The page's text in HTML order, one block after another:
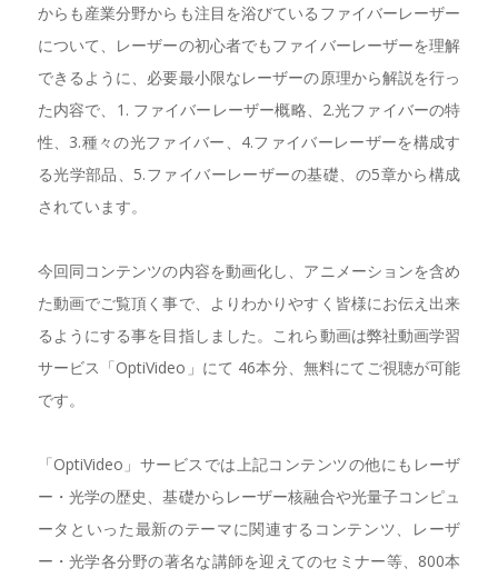
からも産業分野からも注目を浴びているファイバーレーザー
について、レーザーの初心者でもファイバーレーザーを理解
できるように、必要最小限なレーザーの原理から解説を行っ
た内容で、1. ファイバーレーザー概略、2.光ファイバーの特
性、3.種々の光ファイバー、4.ファイバーレーザーを構成す
る光学部品、5.ファイバーレーザーの基礎、の5章から構成
されています。
今回同コンテンツの内容を動画化し、アニメーションを含め
た動画でご覧頂く事で、よりわかりやすく皆様にお伝え出来
るようにする事を目指しました。これら動画は弊社動画学習
サービス「OptiVideo」にて 46本分、無料にてご視聴が可能
です。
「OptiVideo」サービスでは上記コンテンツの他にもレーザ
ー・光学の歴史、基礎からレーザー核融合や光量子コンピュ
ータといった最新のテーマに関連するコンテンツ、レーザ
ー・光学各分野の著名な講師を迎えてのセミナー等、800本